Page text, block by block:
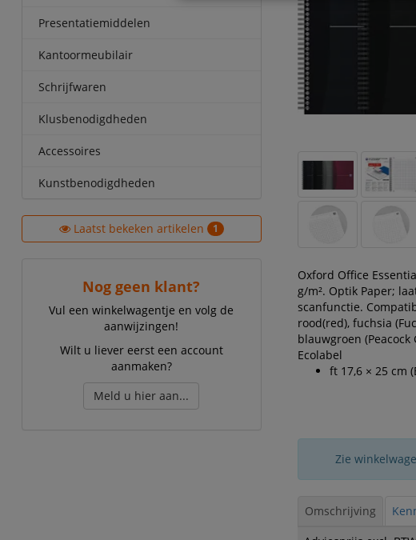
Presentatiemiddelen
Kantoormeubilair
Schrijfwaren
Klusbenodigdheden
Accessoires
Kunstbenodigdheden
Laatst bekeken artikelen 1
Nog geen klant?
Vul een winkelwagentje en volg de
aanwijzingen!
Wilt u liever eerst een account
aanmaken?
Meld u hier aan...
Oxford Office
g/m². Optik Paper;
scanfunctie.
rood(red), fuchsia
blauwgroen (Peacock
Ecolabel
ft 17,6 × 25 cm
Zie
Omschrijving